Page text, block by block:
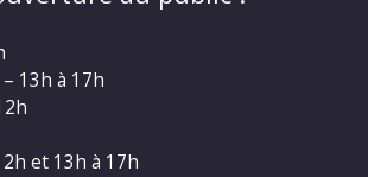
13h à 17h
et 13h à 17h